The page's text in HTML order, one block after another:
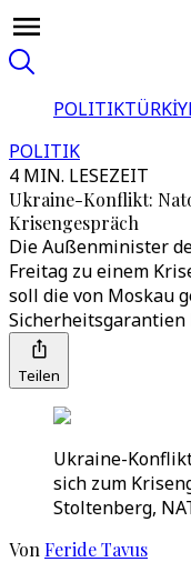
POLITIK
POLITIK
4 MIN. LESEZEIT
Ukraine-Konflikt:
Krisengespräch
Die Außenminister
Freitag zu einem
soll die von Moskau
Sicherheitsgarantien
Teilen
Ukraine-
sich zum
Stoltenberg,
Von Feride Tavus